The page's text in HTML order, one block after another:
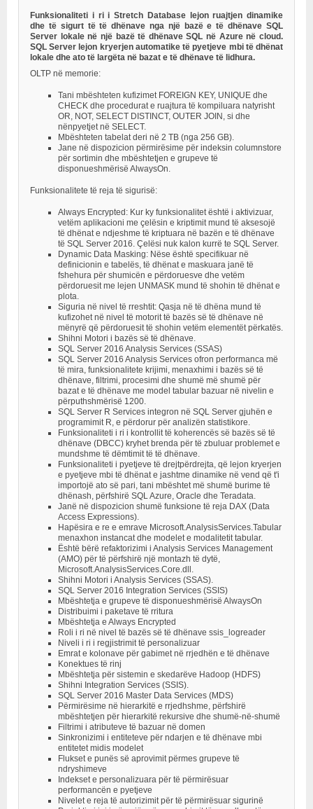
Funksionaliteti i ri i Stretch Database lejon ruajtjen dinamike
dhe të sigurt të të dhënave nga një bazë e të dhënave SQL
Server lokale në një bazë të dhënave SQL në Azure në cloud.
SQL Server lejon kryerjen automatike të pyetjeve mbi të dhënat
lokale dhe ato të largëta në bazat e të dhënave të lidhura.
OLTP në memorie:
Tani mbështeten kufizimet FOREIGN KEY, UNIQUE dhe
CHECK dhe procedurat e ruajtura të kompiluara natyrisht
OR, NOT, SELECT DISTINCT, OUTER JOIN, si dhe
nënpyetjet në SELECT.
Mbështeten tabelat deri në 2 TB (nga 256 GB).
Jane në dispozicion përmirësime për indeksin columnstore
për sortimin dhe mbështetjen e grupeve të
disponueshmërisë AlwaysOn.
Funksionalitete të reja të sigurisë:
Always Encrypted: Kur ky funksionalitet është i aktivizuar,
vetëm aplikacioni me çelësin e kriptimit mund të aksesojë
të dhënat e ndjeshme të kriptuara në bazën e të dhënave
të SQL Server 2016. Çelësi nuk kalon kurrë te SQL Server.
Dynamic Data Masking: Nëse është specifikuar në
definicionin e tabelës, të dhënat e maskuara janë të
fshehura për shumicën e përdoruesve dhe vetëm
përdoruesit me lejen UNMASK mund të shohin të dhënat e
plota.
Siguria në nivel të rreshtit: Qasja në të dhëna mund të
kufizohet në nivel të motorit të bazës së të dhënave në
mënyrë që përdoruesit të shohin vetëm elementët përkatës.
Shihni Motori i bazës së të dhënave.
SQL Server 2016 Analysis Services (SSAS)
SQL Server 2016 Analysis Services ofron performanca më
të mira, funksionalitete krijimi, menaxhimi i bazës së të
dhënave, filtrimi, procesimi dhe shumë më shumë për
bazat e të dhënave me model tabular bazuar në nivelin e
përputhshmërisë 1200.
SQL Server R Services integron në SQL Server gjuhën e
programimit R, e përdorur për analizën statistikore.
Funksionaliteti i ri i kontrollit të koherencës së bazës së të
dhënave (DBCC) kryhet brenda për të zbuluar problemet e
mundshme të dëmtimit të të dhënave.
Funksionaliteti i pyetjeve të drejtpërdrejta, që lejon kryerjen
e pyetjeve mbi të dhënat e jashtme dinamike në vend që t'i
importojë ato së pari, tani mbështet më shumë burime të
dhënash, përfshirë SQL Azure, Oracle dhe Teradata.
Janë në dispozicion shumë funksione të reja DAX (Data
Access Expressions).
Hapësira e re e emrave Microsoft.AnalysisServices.Tabular
menaxhon instancat dhe modelet e modalitetit tabular.
Është bërë refaktorizimi i Analysis Services Management
(AMO) për të përfshirë një montazh të dytë,
Microsoft.AnalysisServices.Core.dll.
Shihni Motori i Analysis Services (SSAS).
SQL Server 2016 Integration Services (SSIS)
Mbështetja e grupeve të disponueshmërisë AlwaysOn
Distribuimi i paketave të rritura
Mbështetja e Always Encrypted
Roli i ri në nivel të bazës së të dhënave ssis_logreader
Niveli i ri i regjistrimit të personalizuar
Emrat e kolonave për gabimet në rrjedhën e të dhënave
Konektues të rinj
Mbështetja për sistemin e skedarëve Hadoop (HDFS)
Shihni Integration Services (SSIS).
SQL Server 2016 Master Data Services (MDS)
Përmirësime në hierarkitë e rrjedhshme, përfshirë
mbështetjen për hierarkitë rekursive dhe shumë-në-shumë
Filtrimi i atributeve të bazuar në domen
Sinkronizimi i entiteteve për ndarjen e të dhënave mbi
entitetet midis modelet
Flukset e punës së aprovimit përmes grupeve të
ndryshimeve
Indekset e personalizuara për të përmirësuar
performancën e pyetjeve
Nivelet e reja të autorizimit për të përmirësuar sigurinë